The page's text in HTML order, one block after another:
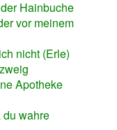
Hainbuche
vor meinem
nicht (Erle)
Apotheke
wahre